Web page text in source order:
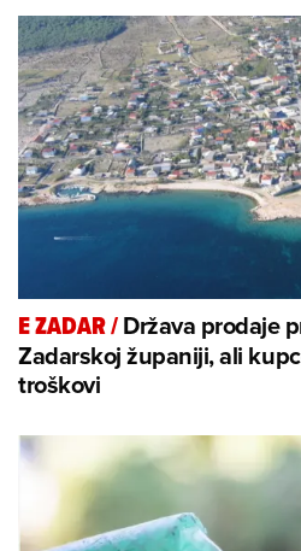
E ZADAR/Država prodaje
Zadarskoj županiji, ali
troškovi